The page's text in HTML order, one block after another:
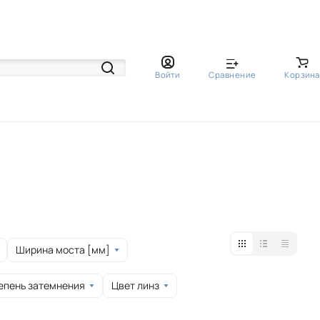
Войти Сравнение Корзина
Ширина моста [мм]
затемнения Цвет линз